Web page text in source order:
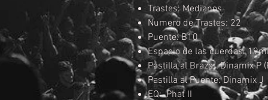
Trastes: Medianos
Numero de Trastes: 22
Puente: B10
Espacio de las cuerdas:
Pastilla al Brazo: Dinamix P
Pastilla al Puente: Dinamix J
EQ: Phat II